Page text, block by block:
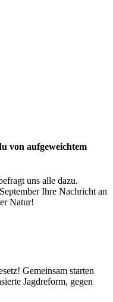
von aufgeweichtem
uns alle dazu.
Ihre Nachricht an
Natur!
Gemeinsam starten
Jagdreform, gegen